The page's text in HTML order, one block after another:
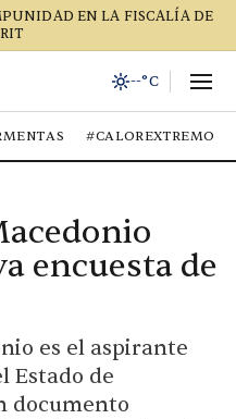
EN LA FISCALÍA DE
--°C
#CALOREXTREMO
encuesta de
es el aspirante
Estado de
documento